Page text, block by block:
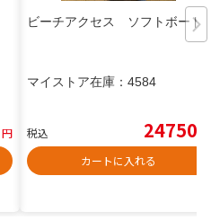
円
ビーチアクセス ソフトボード
マイストア在庫： 4584
税込 24750
カートに入れる